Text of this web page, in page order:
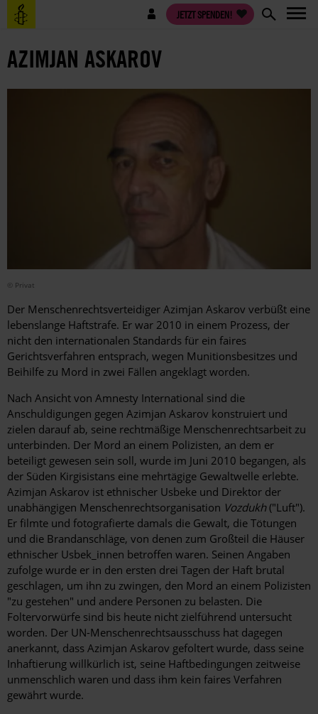
Direkt
zum
Benutzermenü JETZT SPENDEN!
AZIMJAN ASKAROV
© Privat
Der Menschenrechtsverteidiger Azimjan Askarov verbüßt eine
lebenslange Haftstrafe. Er war 2010 in einem Prozess, der
nicht den internationalen Standards für ein faires
Gerichtsverfahren entsprach, wegen Munitionsbesitzes und
Beihilfe zu Mord in zwei Fällen angeklagt worden.
Nach Ansicht von Amnesty International sind die
Anschuldigungen gegen Azimjan Askarov konstruiert und
zielen darauf ab, seine rechtmäßige Menschenrechtsarbeit zu
unterbinden. Der Mord an einem Polizisten, an dem er
beteiligt gewesen sein soll, wurde im Juni 2010 begangen, als
der Süden Kirgisistans eine mehrtägige Gewaltwelle erlebte.
Azimjan Askarov ist ethnischer Usbeke und Direktor der
unabhängigen Menschenrechtsorganisation Vozdukh("Luft").
Er filmte und fotografierte damals die Gewalt, die Tötungen
und die Brandanschläge, von denen zum Großteil die Häuser
ethnischer Usbek_innen betroffen waren. Seinen Angaben
zufolge wurde er in den ersten drei Tagen der Haft brutal
geschlagen, um ihn zu zwingen, den Mord an einem Polizisten
"zu gestehen" und andere Personen zu belasten. Die
Foltervorwürfe sind bis heute nicht zielführend untersucht
worden. Der UN-Menschenrechtsausschuss hat dagegen
anerkannt, dass Azimjan Askarov gefoltert wurde, dass seine
Inhaftierung willkürlich ist, seine Haftbedingungen zeitweise
unmenschlich waren und dass ihm kein faires Verfahren
gewährt wurde.